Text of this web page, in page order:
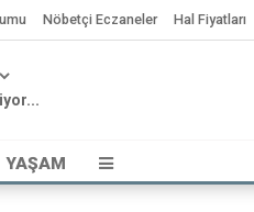
Nöbetçi Eczaneler Hal Fiyatları
YAŞAM